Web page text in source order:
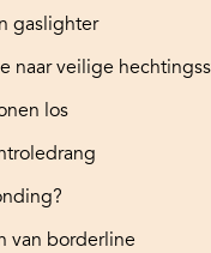
gaslighter
naar veilige
los
van borderline